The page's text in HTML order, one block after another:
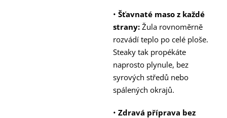
• Šťavnaté maso z každé
strany:Žula rovnoměrně
rozvádí teplo po celé ploše.
Steaky tak propékáte
naprosto plynule, bez
syrových středů nebo
spálených okrajů.
• Zdravá příprava bez